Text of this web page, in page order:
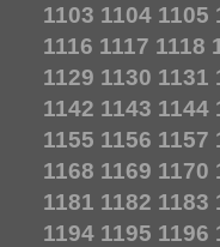
1103 1104 1105
1116 1117 1118
1129 1130 1131
1142 1143 1144
1155 1156 1157
1168 1169 1170
1181 1182 1183
1194 1195 1196